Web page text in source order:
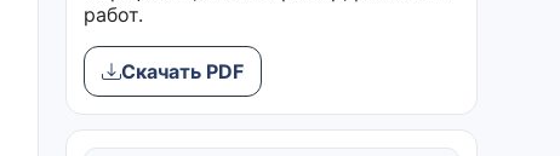
работ.
Скачать PDF